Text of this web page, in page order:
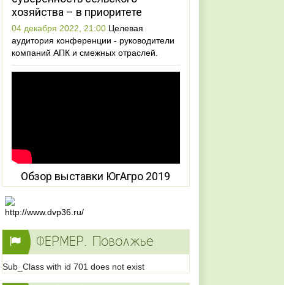
хозяйства – в приоритете
04 декабря 2022, 21:00 Целевая
аудитория конференции - руководители
компаний АПК и смежных отраслей.
Обзор выставки ЮгАгро 2019
ФЕРМЕР. Поволжье
Sub_Class with id 701 does not exist